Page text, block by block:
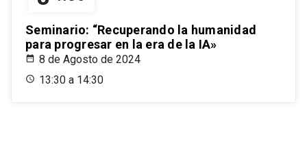
Seminario: “Recuperando la humanidad
para progresar en la era de la IA»
8 de Agosto de 2024
13:30 a 14:30